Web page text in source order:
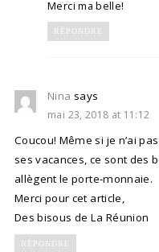
Merci ma belle!
RÉPONDRE
Nina says
mai 23, 2018 at 11:12
Coucou! Même si je n’ai
ses vacances, ce sont des
allègent le porte-monnaie.
Merci pour cet article,
Des bisous de La Réunion
RÉPONDRE